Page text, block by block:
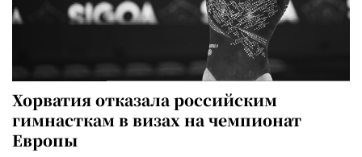
Хорватия отказала российским
гимнасткам в визах на чемпионат
Европы